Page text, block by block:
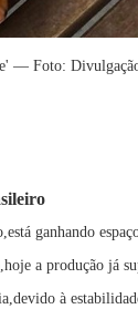
— Foto:
ganhando
a produção já
à